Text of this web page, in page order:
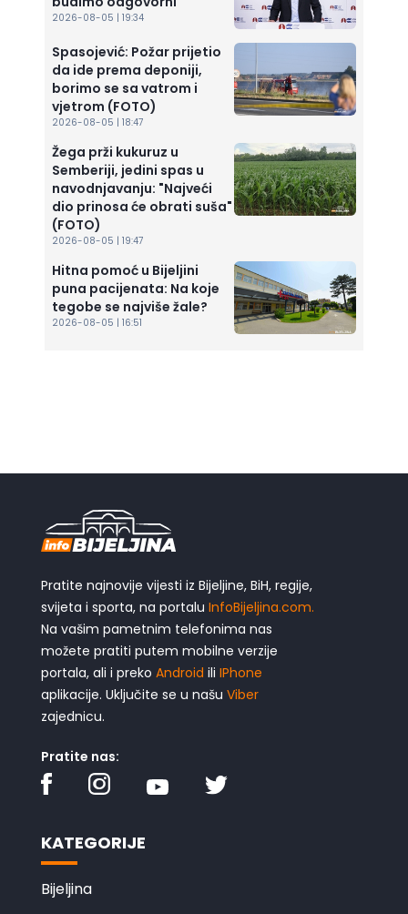
2026-08-05 | 19:34
Spasojević: Požar prijetio
da ide prema deponiji,
borimo se sa vatrom i
vjetrom (FOTO)
2026-08-05 | 18:47
Žega prži kukuruz u
Semberiji, jedini spas u
navodnjavanju: "Najveći
dio prinosa će obrati suša"
(FOTO)
2026-08-05 | 19:47
Hitna pomoć u Bijeljini
puna pacijenata: Na koje
tegobe se najviše žale?
2026-08-05 | 16:51
Pratite najnovije vijesti iz Bijeljine, BiH, regije,
svijeta i sporta, na portalu InfoBijeljina.com.
Na vašim pametnim telefonima nas
možete pratiti putem mobilne verzije
portala, ali i preko Android ili IPhone
aplikacije. Uključite se u našu Viber
zajednicu.
Pratite nas:
KATEGORIJE
Bijeljina